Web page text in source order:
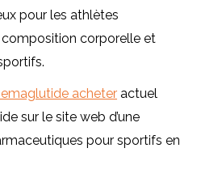
pour les athlètes
corporelle et
acheter actuel
sur le site web d’une
pour sportifs en